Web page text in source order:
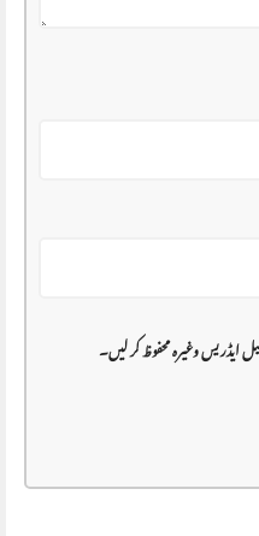
ایڈریس وغیرہ محفوظ کر لیں۔